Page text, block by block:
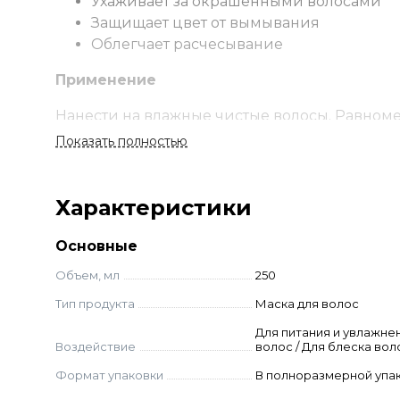
Защищает цвет от вымывания
Облегчает расчесывание
Применение
Нанести на влажные чистые волосы.
смыть водой. Можно использовать в
Aqua, Cetearyl Alcohol, Glycerin, Cetrimonium
Butylphenyl Methylpropional, Dehydroacetic
Показать полностью
Характеристики
Основные
Объем, мл
250
Тип продукта
Маска для волос
Воздействие
Для питания и
волос / Для блеска
Формат упаковки
В полноразмерной